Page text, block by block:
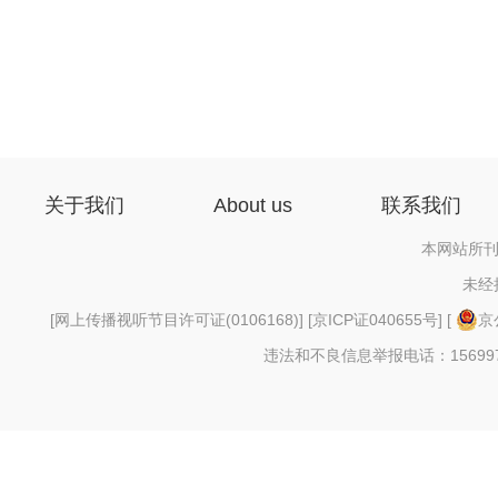
关于我们 About us 联系我们
本网站所
未经
[网上传播视听节目许可证(0106168)] [京ICP证040655号] [
京
违法和不良信息举报电话：